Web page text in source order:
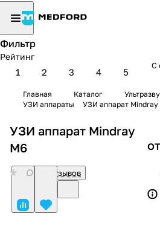
Фильтр
Рейтинг
1 2 3 4 5
С
Главная Каталог
УЗИ аппараты
УЗИ аппарат Mindray
УЗИ аппарат Mindray
M6
Нет отзывов